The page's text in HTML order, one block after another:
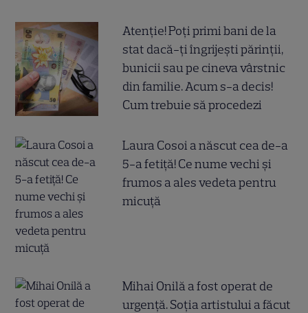
Atenție! Poți primi bani de la
stat dacă-ți îngrijești părinții,
bunicii sau pe cineva vârstnic
din familie. Acum s-a decis!
Cum trebuie să procedezi
Laura Cosoi a născut cea de-a
5-a fetiță! Ce nume vechi și
frumos a ales vedeta pentru
micuță
Mihai Onilă a fost operat de
urgență. Soția artistului a făcut